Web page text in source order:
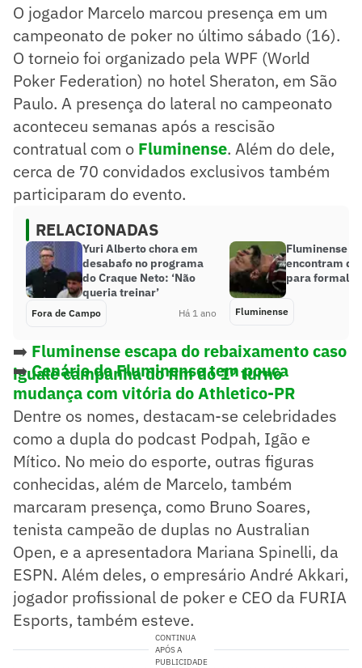
O jogador Marcelo marcou presença em um
campeonato de poker no último sábado (16).
O torneio foi organizado pela WPF (World
Poker Federation) no hotel Sheraton, em São
Paulo. A presença do lateral no campeonato
aconteceu semanas após a rescisão
contratual com o Fluminense. Além do dele,
cerca de 70 convidados exclusivos também
participaram do evento.
RELACIONADAS
Yuri Alberto chora em
desabafo no programa
do Craque Neto: ‘Não
queria treinar’
Fora de Campo Há 1 ano
Fluminense e
encontram
para
Fluminense
➡️ Fluminense escapa do rebaixamento caso
iguale campanha do fim do 1º turno
➡️Cenário do Fluminense tem pouca
mudança com vitória do Athletico-PR
Dentre os nomes, destacam-se celebridades
como a dupla do podcast Podpah, Igão e
Mítico. No meio do esporte, outras figuras
conhecidas, além de Marcelo, também
marcaram presença, como Bruno Soares,
tenista campeão de duplas no Australian
Open, e a apresentadora Mariana Spinelli, da
ESPN. Além deles, o empresário André Akkari,
jogador profissional de poker e CEO da FURIA
Esports, também esteve.
CONTINUA
APÓS A
PUBLICIDADE